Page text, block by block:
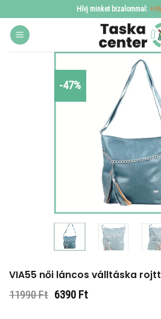
to
content
Hívj minket bizalommal:
-47%
VIA55 női láncos válltáska
11990Ft Original
6390 FtCurrent